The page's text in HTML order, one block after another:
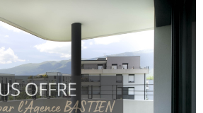
voir le